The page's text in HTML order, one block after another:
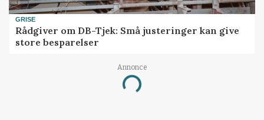
GRISE
Rådgiver om DB-Tjek: Små justeringer kan give
store besparelser
Annonce
Loading...